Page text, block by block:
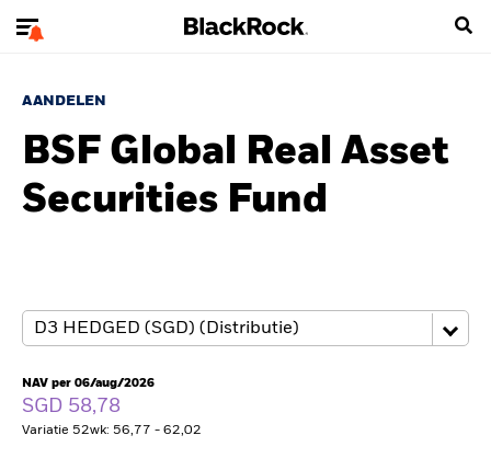
AANDELEN
BSF Global Real Asset
Securities Fund
NAV per 06/aug/2026
SGD 58,78
Variatie 52wk: 56,77 - 62,02